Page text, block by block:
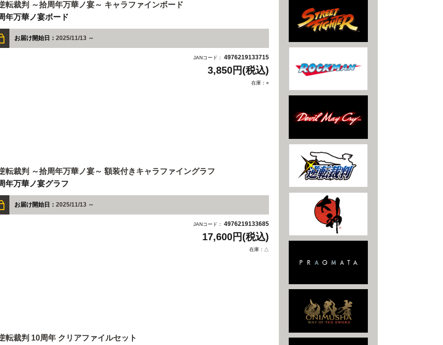
転裁判 ～拾周年万華ノ宴～ キャラファインボード
年万華ノ宴ボード
お届け開始日： 2025/11/13 ～
JANコード： 4976219133715
3,850円(税込)
在庫：○
転裁判 ～拾周年万華ノ宴～ 額装付きキャラファイングラフ
年万華ノ宴グラフ
お届け開始日： 2025/11/13 ～
JANコード： 4976219133685
17,600円(税込)
在庫：△
転裁判 10周年 クリアファイルセット